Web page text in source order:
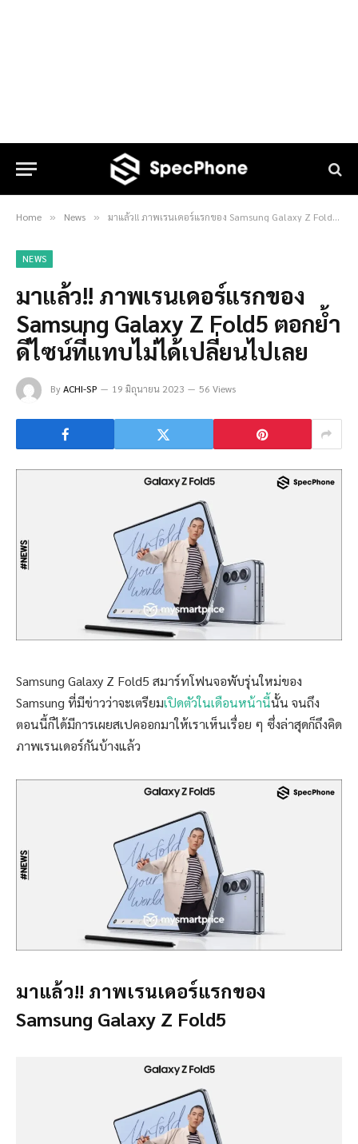
Home » News » มาแล้ว!! ภาพเรนเดอร์แรกของ Samsung Galaxy Z Fold5 ตอกย้ำดีไซน์ที่แทบไม่ได้เปลี่ยนไปเลย
NEWS
มาแล้ว!! ภาพเรนเดอร์แรกของ
Samsung Galaxy Z Fold5 ตอกย้ำ
ดีไซน์ที่แทบไม่ได้เปลี่ยนไปเลย
ByACHI-SP 19 มิถุนายน 2023 56 Views
Samsung Galaxy Z Fold5 สมาร์ทโฟนจอพับรุ่นใหม่ของ
Samsung ที่มีข่าวว่าจะเตรียมเปิดตัวในเดือนหน้านี้นั้น จนถึง
ตอนนี้ก็ได้มีการเผยสเปคออกมาให้เราเห็นเรื่อย ๆ ซึ่งล่าสุดก็ถึงคิด
ภาพเรนเดอร์กันบ้างแล้ว
มาแล้ว!! ภาพเรนเดอร์แรกของ
Samsung Galaxy Z Fold5